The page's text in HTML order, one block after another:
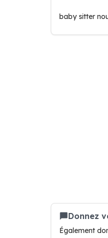
baby sitter
Donnez
Également